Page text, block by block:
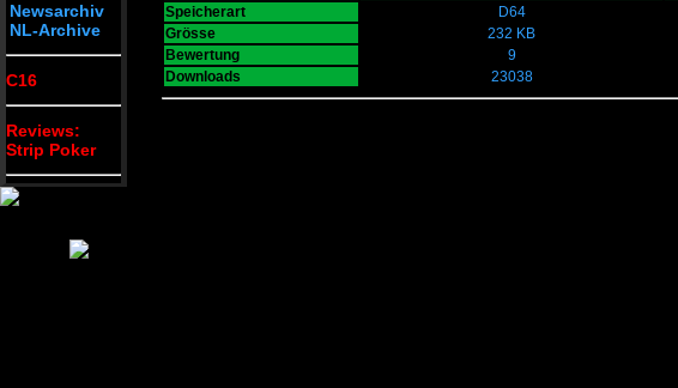
Newsarchiv
NL-Archive
C16
Reviews:
Strip Poker
Speicherart
D64
Grösse
232 KB
Bewertung
9
Downloads
23038